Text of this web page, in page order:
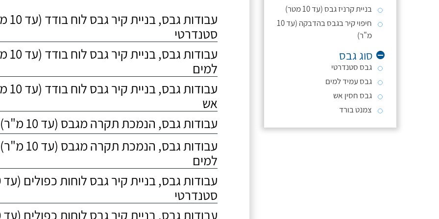
בניית קרניז גבס (עד 10 מטר)
חיפוי קיר בגבס בהדבקה (עד 10
מ"ר)
סוג גבס
גבס סטנדרטי
גבס עמיד למים
גבס חסין אש
צמנט בורד
מבחוץ, לאחרונה
הייתה לנו רטיבות
למנוע את חדירתם.
עבודות של
דודים
סטנדרטי
למים
אש
עבודות גבס, הנמכת תקרה מגבס (עד 10 מ"ר), גבס סטנדרטי
עבודות גבס,
למים
סטנדרטי